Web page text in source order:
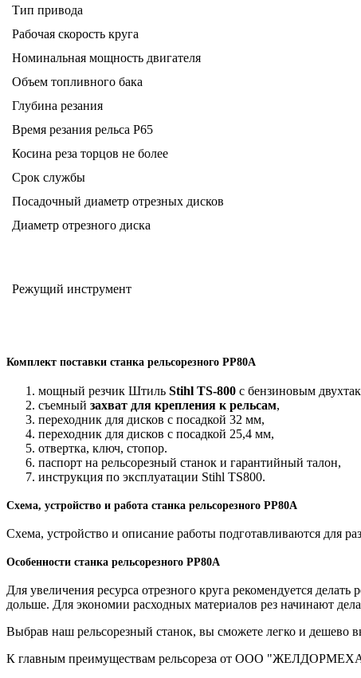
Тип привода
Рабочая скорость круга
Номинальная мощность двигателя
Объем топливного бака
Глубина резания
Время резания рельса Р65
Косина реза торцов не более
Срок службы
Посадочный диаметр отрезных дисков
Диаметр отрезного диска
Режущий инструмент
Комплект поставки станка рельсорезного РР80А
мощный резчик Штиль Stihl TS-800 с бензиновым
съемный захват для крепления к рельсам,
переходник для дисков с посадкой 32 мм,
переходник для дисков с посадкой 25,4 мм,
отвертка, ключ, стопор.
паспорт на рельсорезный станок и гарантийный талон,
инструкция по эксплуатации Stihl TS800.
Схема, устройство и работа станка рельсорезного РР80А
Схема, устройство и описание работы подготавливаются для
Особенности станка рельсорезного РР80А
Для увеличения ресурса отрезного круга рекомендуется
дольше. Для экономии расходных материалов рез начинают
Выбрав наш рельсорезный станок, вы сможете легко и дешево
К главным преимуществам рельcореза от ООО